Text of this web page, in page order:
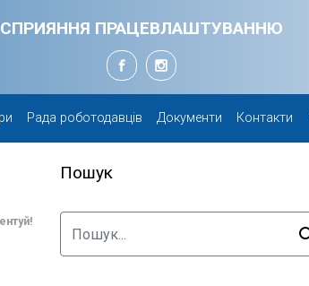
СПРИЯННЯ ПРАЦЕВЛАШТУВАННЮ
Рада роботодавців Документи Контакти
Пошук